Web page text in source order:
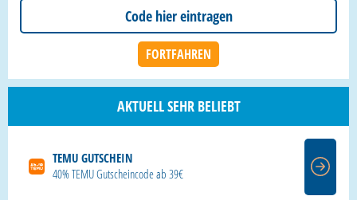
AKTUELL SEHR BELIEBT
TEMU GUTSCHEIN
40% TEMU Gutscheincode ab 39€